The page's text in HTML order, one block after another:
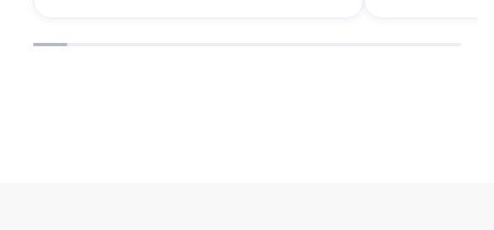
время, и цветы были свежие и